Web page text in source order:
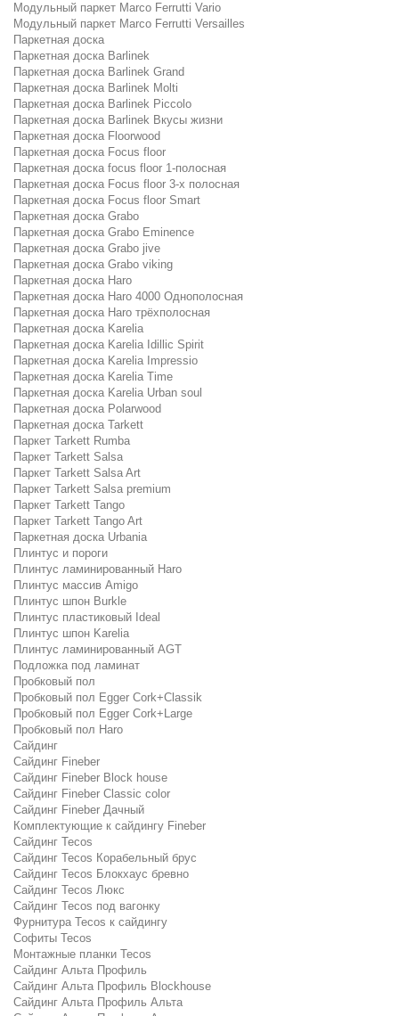
Модульный паркет Marco Ferrutti Vario
Модульный паркет Marco Ferrutti Versailles
Паркетная доска
Паркетная доска Barlinek
Паркетная доска Barlinek Grand
Паркетная доска Barlinek Molti
Паркетная доска Barlinek Piccolo
Паркетная доска Barlinek Вкусы жизни
Паркетная доска Floorwood
Паркетная доска Focus floor
Паркетная доска focus floor 1-полосная
Паркетная доска Focus floor 3-х полосная
Паркетная доска Focus floor Smart
Паркетная доска Grabo
Паркетная доска Grabo Eminence
Паркетная доска Grabo jive
Паркетная доска Grabo viking
Паркетная доска Haro
Паркетная доска Haro 4000 Однополосная
Паркетная доска Haro трёхполосная
Паркетная доска Karelia
Паркетная доска Karelia Idillic Spirit
Паркетная доска Karelia Impressio
Паркетная доска Karelia Time
Паркетная доска Karelia Urban soul
Паркетная доска Polarwood
Паркетная доска Tarkett
Паркет Tarkett Rumba
Паркет Tarkett Salsa
Паркет Tarkett Salsa Art
Паркет Tarkett Salsa premium
Паркет Tarkett Tango
Паркет Tarkett Tango Art
Паркетная доска Urbania
Плинтус и пороги
Плинтус ламинированный Haro
Плинтус массив Amigo
Плинтус шпон Burkle
Плинтус пластиковый Ideal
Плинтус шпон Karelia
Плинтус ламинированный AGT
Подложка под ламинат
Пробковый пол
Пробковый пол Egger Cork+Classik
Пробковый пол Egger Cork+Large
Пробковый пол Haro
Сайдинг
Сайдинг Fineber
Сайдинг Fineber Block house
Сайдинг Fineber Classic color
Сайдинг Fineber Дачный
Комплектующие к сайдингу Fineber
Сайдинг Tecos
Сайдинг Tecos Корабельный брус
Сайдинг Tecos Блокхаус бревно
Сайдинг Tecos Люкс
Сайдинг Tecos под вагонку
Фурнитура Tecos к сайдингу
Софиты Tecos
Монтажные планки Tecos
Сайдинг Альта Профиль
Сайдинг Альта Профиль Blockhouse
Сайдинг Альта Профиль Альта